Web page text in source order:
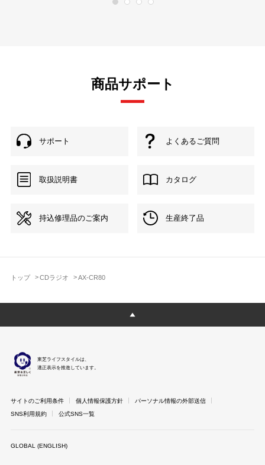
トップ CDラジオ AX-CR80
商品サポート
サポート よくあるご質問
取扱説明書 カタログ
持込修理品のご案内 生産終了品
東芝ライフスタイルは、
適正表示を推進しています。
サイトのご利用条件 個人情報保護方針
パーソナル情報の外部送信
SNS利用規約
公式SNS一覧
GLOBAL (ENGLISH)